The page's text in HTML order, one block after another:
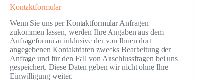
Kontaktformular
Wenn Sie uns per Kontaktformular Anfragen
zukommen lassen, werden Ihre Angaben aus dem
Anfrageformular inklusive der von Ihnen dort
angegebenen Kontaktdaten zwecks Bearbeitung der
Anfrage und für den Fall von Anschlussfragen bei uns
gespeichert. Diese Daten geben wir nicht ohne Ihre
Einwilligung weiter.